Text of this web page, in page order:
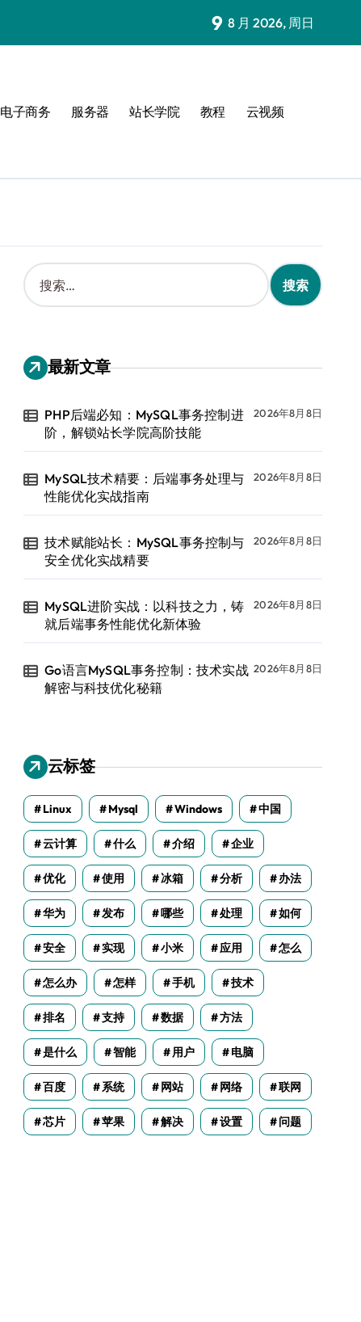
9 8 月 2026, 周日
电子商务 服务器 站长学院 教程 云视频
搜
索
：
最新文章
PHP后端必知：MySQL事务控制进
阶，解锁站长学院高阶技能
2026年8月8日
MySQL技术精要：后端事务处理与
性能优化实战指南
2026年8月8日
技术赋能站长：MySQL事务控制与
安全优化实战精要
2026年8月8日
MySQL进阶实战：以科技之力，铸
就后端事务性能优化新体验
2026年8月8日
Go语言MySQL事务控制：技术实战
解密与科技优化秘籍
2026年8月8日
云标签
Linux Mysql Windows 中国
云计算 什么 介绍 企业
优化 使用 冰箱 分析 办法
华为 发布 哪些 处理 如何
安全 实现 小米 应用 怎么
怎么办 怎样 手机 技术
排名 支持 数据 方法
是什么 智能 用户 电脑
百度 系统 网站 网络 联网
芯片 苹果 解决 设置 问题